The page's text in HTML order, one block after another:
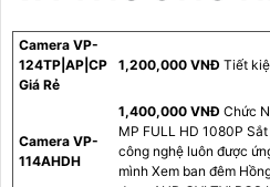
Camera VP-
124TP|AP|CP
Giá Rẻ
1,200,000 VNĐ Tiết
Camera VP-
114AHDH
1,400,000 VNĐ Chức
MP FULL HD 1080P
công nghệ luôn được
mình Xem ban đêm